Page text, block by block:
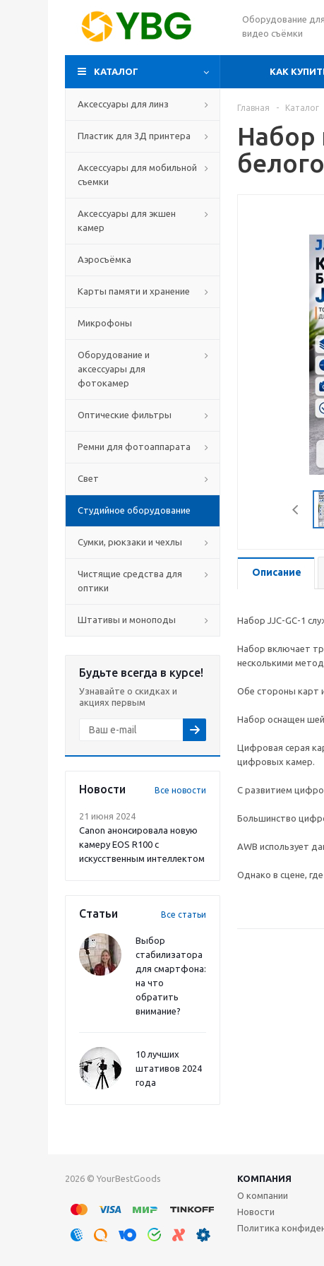
Оборудование
видео съёмки
КАТАЛОГ КАК
Аксессуары для линз
Пластик для 3Д принтера
Аксессуары для мобильной
съемки
Аксессуары для экшен
камер
Аэросъёмка
Карты памяти и хранение
Микрофоны
Оборудование и
аксессуары для
фотокамер
Оптические фильтры
Ремни для фотоаппарата
Свет
Студийное оборудование
Сумки, рюкзаки и чехлы
Чистящие средства для
оптики
Штативы и моноподы
Будьте всегда в курсе!
Узнавайте о скидках и
акциях первым
Новости Все новости
21 июня 2024
Canon анонсировала новую
камеру EOS R100 с
искусственным интеллектом
Статьи Все статьи
Выбор
стабилизатора
для смартфона:
на что
обратить
внимание?
10 лучших
штативов 2024
года
Главная - Каталог
Набор
Описание
Набор JJC-GC-1
Набор включает
несколькими
Обе стороны карт
Набор оснащен
Цифровая серая
цифровых камер.
С развитием
Большинство
AWB использует
Однако в сцене,
2026 © YourBestGoods КОМПАНИЯ
О компании
Новости
Политика